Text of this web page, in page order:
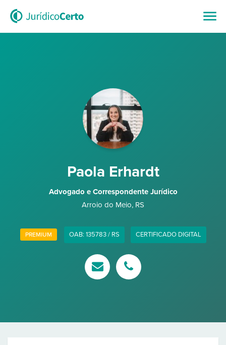
Paola Erhardt
Advogado e Correspondente Jurídico
Arroio do Meio, RS
PREMIUM OAB: 135783 / RS CERTIFICADO DIGITAL